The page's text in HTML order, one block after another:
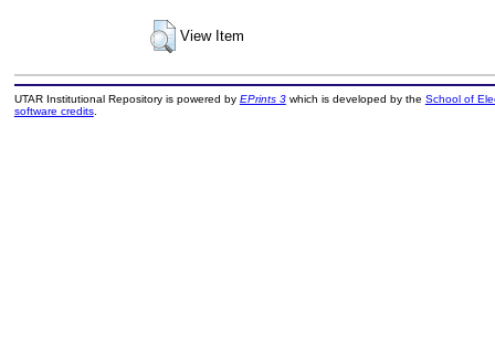
View Item
UTAR Institutional Repository is powered by EPrints 3which is developed by the School of
software credits.